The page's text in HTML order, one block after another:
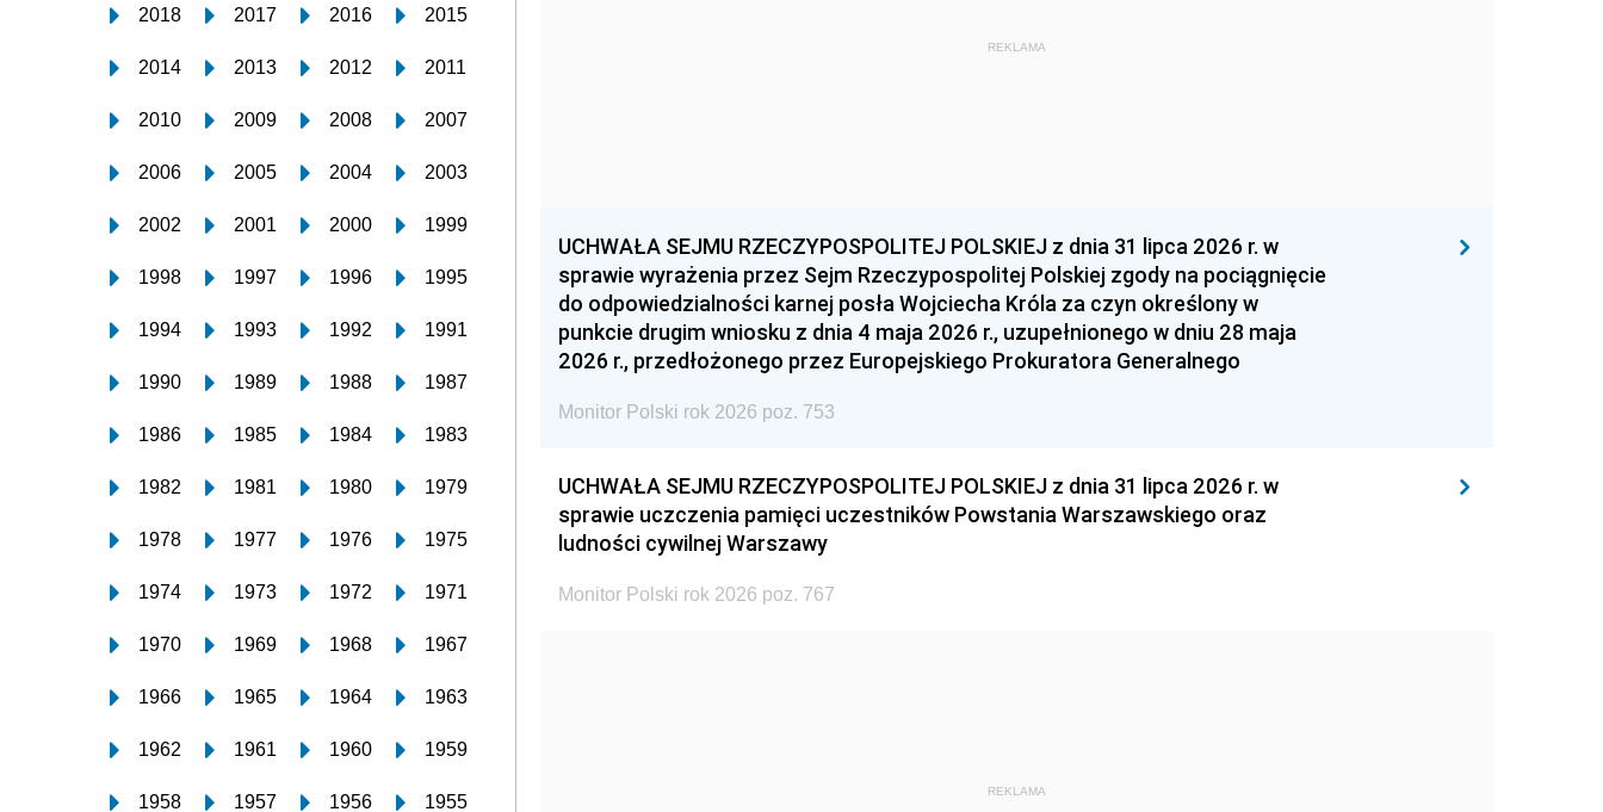
2018 2017 2016 2015
2014 2013 2012 2011
2010 2009 2008 2007
2006 2005 2004 2003
2002 2001 2000 1999
1998 1997 1996 1995
1994 1993 1992 1991
1990 1989 1988 1987
1986 1985 1984 1983
1982 1981 1980 1979
1978 1977 1976 1975
1974 1973 1972 1971
1970 1969 1968 1967
1966 1965 1964 1963
1962 1961 1960 1959
1958 1957 1956 1955
REKLAMA
UCHWAŁA SEJMU RZECZYPOSPOLITEJ POLSKIEJ z dnia 31 lipca 2026 r. w
sprawie wyrażenia przez Sejm Rzeczypospolitej Polskiej zgody na pociągnięcie
do odpowiedzialności karnej posła Wojciecha Króla za czyn określony w
punkcie drugim wniosku z dnia 4 maja 2026 r., uzupełnionego w dniu 28 maja
2026 r., przedłożonego przez Europejskiego Prokuratora Generalnego
Monitor Polski rok 2026 poz. 753
UCHWAŁA SEJMU RZECZYPOSPOLITEJ POLSKIEJ z dnia 31 lipca 2026 r. w
sprawie uczczenia pamięci uczestników Powstania Warszawskiego oraz
ludności cywilnej Warszawy
Monitor Polski rok 2026 poz. 767
REKLAMA